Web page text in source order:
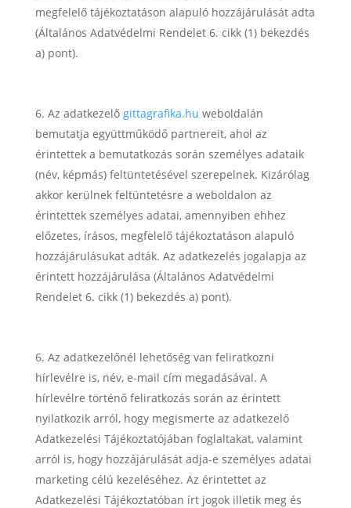
megfelelő tájékoztatáson alapuló hozzájárulását adta
(Általános Adatvédelmi Rendelet 6. cikk (1) bekezdés
a) pont).
Az adatkezelő gittagrafika.hu weboldalán
bemutatja együttműködő partnereit, ahol az
érintettek a bemutatkozás során személyes adataik
(név, képmás) feltüntetésével szerepelnek. Kizárólag
akkor kerülnek feltüntetésre a weboldalon az
érintettek személyes adatai, amennyiben ehhez
előzetes, írásos, megfelelő tájékoztatáson alapuló
hozzájárulásukat adták. Az adatkezelés jogalapja az
érintett hozzájárulása (Általános Adatvédelmi
Rendelet 6. cikk (1) bekezdés a) pont).
Az adatkezelőnél lehetőség van feliratkozni
hírlevélre is, név, e-mail cím megadásával. A
hírlevélre történő feliratkozás során az érintett
nyilatkozik arról, hogy megismerte az adatkezelő
Adatkezelési Tájékoztatójában foglaltakat, valamint
arról is, hogy hozzájárulását adja-e személyes adatai
marketing célú kezeléséhez. Az érintettet az
Adatkezelési Tájékoztatóban írt jogok illetik meg és